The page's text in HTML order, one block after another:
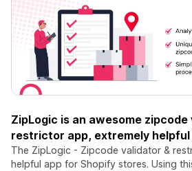
ZipLogic is an awesome
restrictor app, extremely
The ZipLogic - Zipcode validator &
helpful app for Shopify stores. Using